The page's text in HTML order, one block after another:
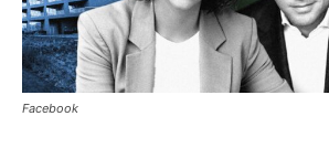
Facebook